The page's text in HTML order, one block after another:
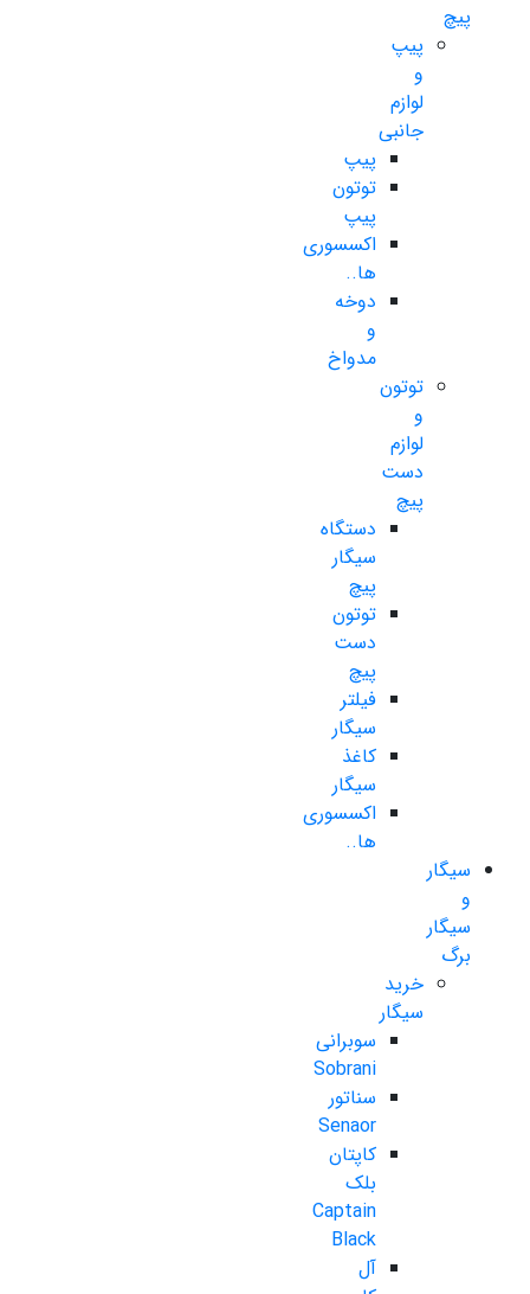
پیچ
پیپ
و
لوازم
جانبی
پیپ
توتون
پیپ
اکسسوری
ها..
دوخه
و
مدواخ
توتون
و
لوازم
دست
پیچ
دستگاه
سیگار
پیچ
توتون
دست
پیچ
فیلتر
سیگار
کاغذ
سیگار
اکسسوری
ها..
سیگار
و
سیگار
برگ
خرید
سیگار
سوبرانی
Sobrani
سناتور
Senaor
کاپتان
بلک
Captain
Black
آل